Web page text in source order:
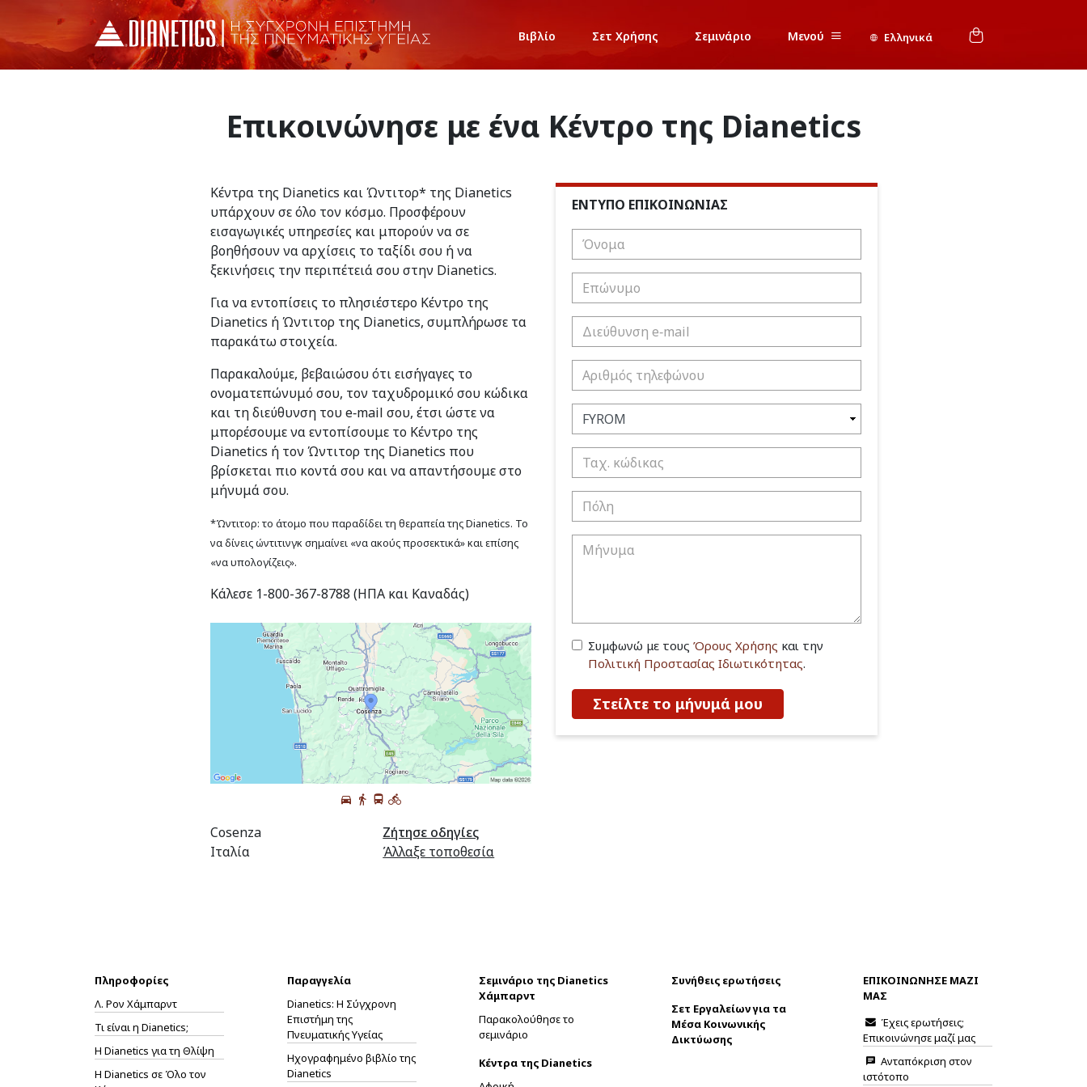
Βιβλίο Σετ Χρήσης Σεμινάριο Μενού Ελληνικά
Επικοινώνησε με ένα Κέντρο της Dianetics
Κέντρα της Dianetics και Ώντιτορ* της Dianetics
υπάρχουν σε όλο τον κόσμο. Προσφέρουν
εισαγωγικές υπηρεσίες και μπορούν να σε
βοηθήσουν να αρχίσεις το ταξίδι σου ή να
ξεκινήσεις την περιπέτειά σου στην Dianetics.
Για να εντοπίσεις το πλησιέστερο Κέντρο της
Dianetics ή Ώντιτορ της Dianetics, συμπλήρωσε τα
παρακάτω στοιχεία.
Παρακαλούμε, βεβαιώσου ότι εισήγαγες το
ονοματεπώνυμό σου, τον ταχυδρομικό σου κώδικα
και τη διεύθυνση του e‑mail σου, έτσι ώστε να
μπορέσουμε να εντοπίσουμε το Κέντρο της
Dianetics ή τον Ώντιτορ της Dianetics που
βρίσκεται πιο κοντά σου και να απαντήσουμε στο
μήνυμά σου.
*Ώντιτορ: το άτομο που παραδίδει τη θεραπεία της Dianetics. Το
να δίνεις ώντιτινγκ σημαίνει «να ακούς προσεκτικά» και επίσης
«να υπολογίζεις».
Κάλεσε 1-800-367-8788 (ΗΠΑ και Καναδάς)
Cosenza
Ιταλία
Ζήτησε οδηγίες
Άλλαξε τοποθεσία
ΕΝΤΥΠΟ ΕΠΙΚΟΙΝΩΝΙΑΣ
Συμφωνώ με τους Όρους Χρήσης και την
Πολιτική Προστασίας Ιδιωτικότητας.
Στείλτε το μήνυμά μου
Πληροφορίες
Λ. Ρον Χάμπαρντ
Τι είναι η Dianetics;
Η Dianetics για τη Θλίψη
Η Dianetics σε Όλο τον
Παραγγελία
Dianetics: Η Σύγχρονη
Επιστήμη της
Πνευματικής Υγείας
Ηχογραφημένο βιβλίο της
Dianetics
Σεμινάριο της Dianetics
Χάμπαρντ
Παρακολούθησε το
σεμινάριο
Κέντρα της Dianetics
Συνήθεις ερωτήσεις
Σετ Εργαλείων για τα
Μέσα Κοινωνικής
Δικτύωσης
ΕΠΙΚΟΙΝΩΝΗΣΕ ΜΑΖΙ
ΜΑΣ
Έχεις ερωτήσεις;
Επικοινώνησε μαζί μας
Ανταπόκριση στον
ιστότοπο